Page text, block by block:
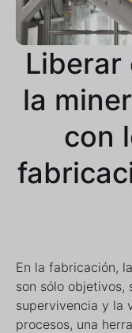
Liberar
la
con
En la fabricación,
son sólo objetivos,
supervivencia y la
procesos, una